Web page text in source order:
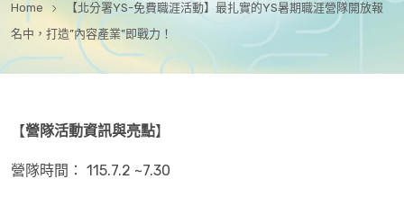
Home
【北分署YS-免費職涯活動】最扎實的YS暑期職涯營隊開放報
名中，打造”內容產業”即戰力！
【營隊活動資訊與亮點】
營隊時間： 115.7.2 ~7.30